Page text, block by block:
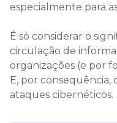
especialmente para
É só considerar o
circulação de
organizações (e por
E, por consequência,
ataques cibernéticos.